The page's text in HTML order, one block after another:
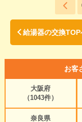
給湯器の交換TOP
お客
大阪府
（1043件）
奈良県